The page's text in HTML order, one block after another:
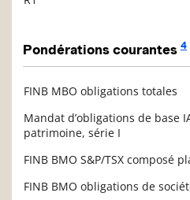
Pondérations courantes 4
FINB MBO obligations totales
Mandat d’obligations de base
patrimoine, série I
FINB BMO S&P/TSX composé
FINB BMO obligations de